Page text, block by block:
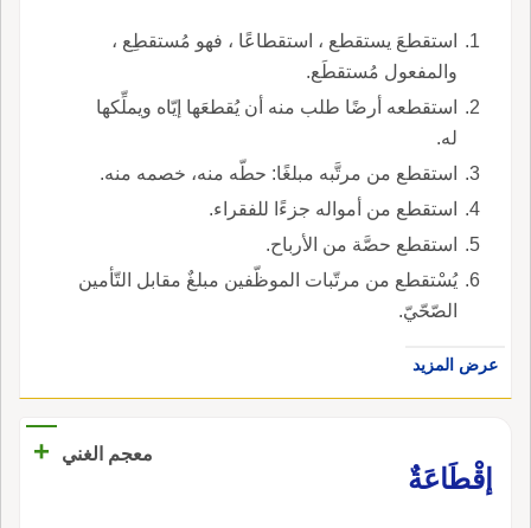
استقطعَ يستقطع ، استقطاعًا ، فهو مُستقطِع ،
والمفعول مُستقطَع.
استقطعه أرضًا طلب منه أن يُقطعَها إيّاه ويملِّكها
له.
استقطع من مرتَّبه مبلغًا: حطّه منه، خصمه منه.
استقطع من أمواله جزءًا للفقراء.
استقطع حصَّة من الأرباح.
يُسْتقطع من مرتّبات الموظّفين مبلغٌ مقابل التّأمين
الصّحّيّ.
عرض المزيد
معجم الغني
+
إقْطَاعَةٌ